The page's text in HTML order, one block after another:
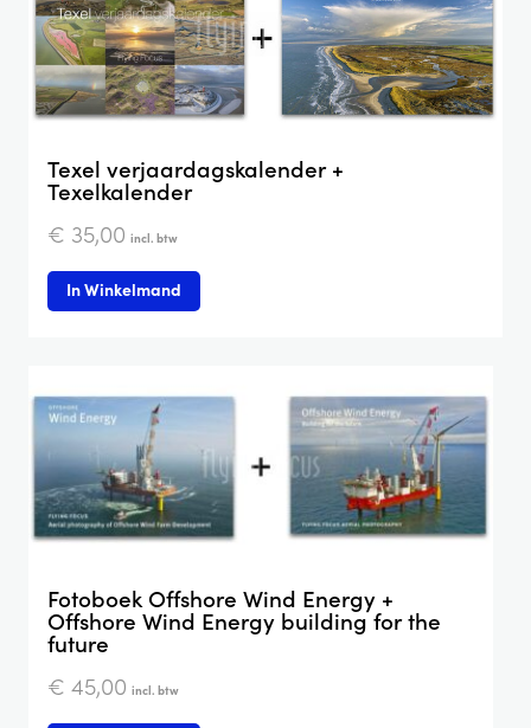
Texel verjaardagskalender +
Texelkalender
€ 35,00 incl. btw
In Winkelmand
Fotoboek Offshore Wind Energy +
Offshore Wind Energy building for the
future
€ 45,00 incl. btw